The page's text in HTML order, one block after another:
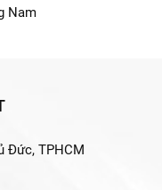
Nam
Đức, TPHCM